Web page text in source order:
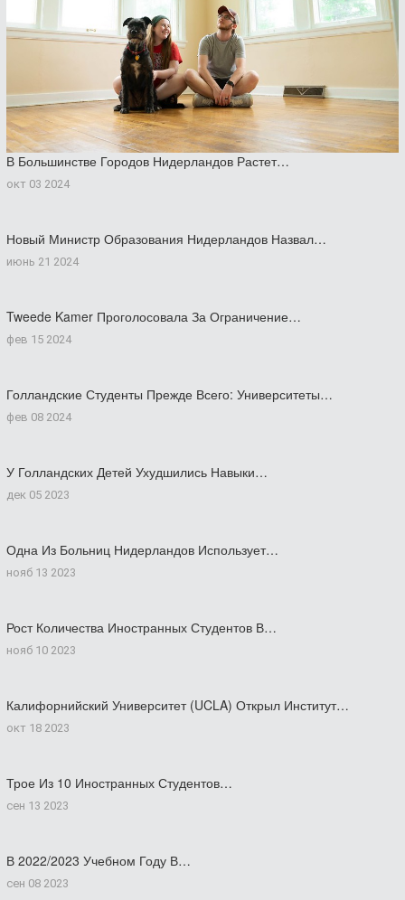
В Большинстве Городов Нидерландов Растет…
окт 03 2024
Новый Министр Образования Нидерландов Назвал…
июнь 21 2024
Tweede Kamer Проголосовала За Ограничение…
фев 15 2024
Голландские Студенты Прежде Всего: Университеты…
фев 08 2024
У Голландских Детей Ухудшились Навыки…
дек 05 2023
Одна Из Больниц Нидерландов Использует…
нояб 13 2023
Рост Количества Иностранных Студентов В…
нояб 10 2023
Калифорнийский Университет (UCLA) Открыл Институт…
окт 18 2023
Трое Из 10 Иностранных Студентов…
сен 13 2023
В 2022/2023 Учебном Году В…
сен 08 2023